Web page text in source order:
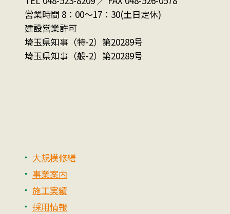
営業時間 8：00～17：30(土日定休)
建設営業許可
埼玉県知事（特-2）第20289号
埼玉県知事（般-2）第20289号
大規模修繕
事業案内
施工実績
採用情報